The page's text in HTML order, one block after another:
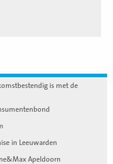
is met de
in Leeuwarden
Apeldoorn